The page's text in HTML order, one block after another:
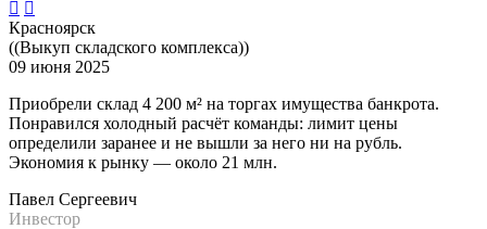
Красноярск
((Выкуп складского комплекса))
09 июня 2025
Приобрели склад 4 200 м² на торгах имущества банкрота.
Понравился холодный расчёт команды: лимит цены
определили заранее и не вышли за него ни на рубль.
Экономия к рынку — около 21 млн.
Павел Сергеевич
Инвестор